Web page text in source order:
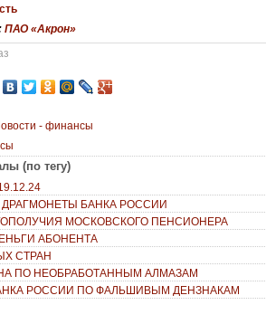
ПАО «Акрон»
- финансы
(по тегу)
БАНКА РОССИИ
МОСКОВСКОГО ПЕНСИОНЕРА
АБОНЕНТА
СТРАН
ПО НЕОБРАБОТАННЫМ АЛМАЗАМ
РОССИИ ПО ФАЛЬШИВЫМ ДЕНЗНАКАМ